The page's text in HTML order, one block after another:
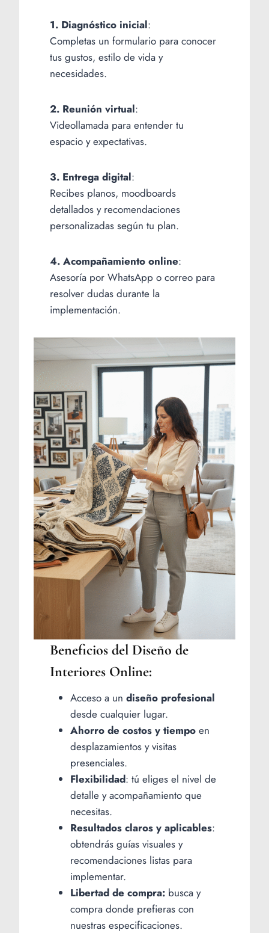
1. Diagnóstico inicial:
Completas un formulario para conocer
tus gustos, estilo de vida y
necesidades.
2. Reunión virtual:
Videollamada para entender tu
espacio y expectativas.
3. Entrega digital:
Recibes planos, moodboards
detallados y recomendaciones
personalizadas según tu plan.
4. Acompañamiento online:
Asesoría por WhatsApp o correo para
resolver dudas durante la
implementación.
Beneficios del Diseño de
Interiores Online:
Acceso a un diseño profesional
desde cualquier lugar.
Ahorro de costos y tiempoen
desplazamientos y visitas
presenciales.
Flexibilidad: tú eliges el nivel de
detalle y acompañamiento que
necesitas.
Resultados claros y aplicables:
obtendrás guías visuales y
recomendaciones listas para
implementar.
Libertad de compra:busca y
compra donde prefieras con
nuestras especificaciones.